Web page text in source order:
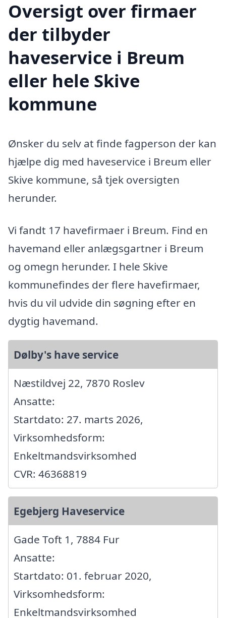
Oversigt over firmaer
der tilbyder
haveservice i Breum
eller hele Skive
kommune
Ønsker du selv at finde fagperson der kan
hjælpe dig med haveservice i Breum eller
Skive kommune, så tjek oversigten
herunder.
Vi fandt 17 havefirmaer i Breum. Find en
havemand eller anlægsgartner i Breum
og omegn herunder. I hele Skive
kommunefindes der flere havefirmaer,
hvis du vil udvide din søgning efter en
dygtig havemand.
Dølby's have service
Næstildvej 22, 7870 Roslev
Ansatte:
Startdato: 27. marts 2026,
Virksomhedsform:
Enkeltmandsvirksomhed
CVR: 46368819
Egebjerg Haveservice
Gade Toft 1, 7884 Fur
Ansatte:
Startdato: 01. februar 2020,
Virksomhedsform:
Enkeltmandsvirksomhed